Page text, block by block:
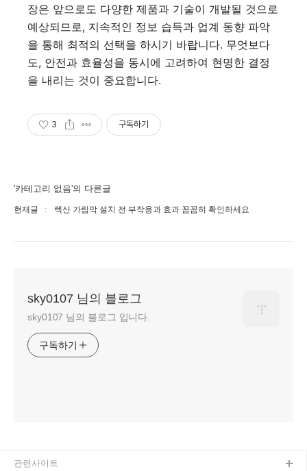
장은 앞으로도 다양한 제품과 기술이 개발될 것으로
예상되므로, 지속적인 정보 습득과 업계 동향 파악
을 통해 최적의 선택을 하시기 바랍니다. 무엇보다
도, 안전과 효율성을 동시에 고려하여 현명한 결정
을 내리는 것이 중요합니다.
3 구독하기
'카테고리 없음'의 다른글
현재글 렉산 가림막 설치 전 부작용과 효과 꼼꼼히 확인하세요
sky0107 님의 블로그
sky0107 님의 블로그 입니다.
구독하기
관련사이트